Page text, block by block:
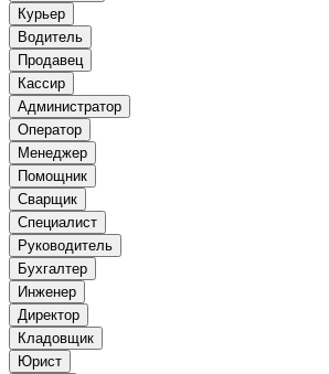
Курьер
Водитель
Продавец
Кассир
Администратор
Оператор
Менеджер
Помощник
Сварщик
Специалист
Руководитель
Бухгалтер
Инженер
Директор
Кладовщик
Юрист